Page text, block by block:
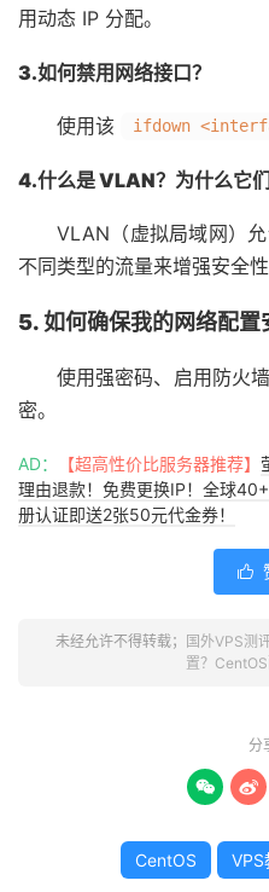
用动态 IP 分配。
3.如何禁用网络接口？
使用该 ifdown
4.什么是 VLAN？为什么它们
VLAN（虚拟局域网）
不同类型的流量来增强安全性
5. 如何确保我的网络配置
使用强密码、启用防火
密。
AD： 【超高性价比服务器推荐】
理由退款！免费更换IP！全球
册认证即送2张50元代金券！

未经允许不得转载； 国外VPS测
置？
分
 
CentOS VPS